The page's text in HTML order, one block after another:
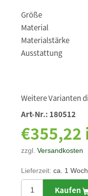
Größe
Material
Materialstärke
Ausstattung
Weitere Varianten
Art-Nr.: 180512
€355,22
zzgl. Versandkosten
Lieferzeit: ca. 1
Kaufen